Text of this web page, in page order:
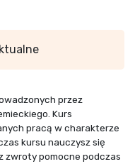
przez
Kurs
pracą w charakterze
kursu nauczysz się
zwroty pomocne podczas